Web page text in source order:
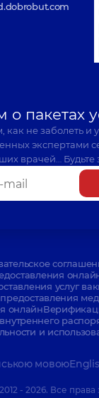
пакетах
не заболеть и
экспертами
врачей… Будьте
услуг
онлайн
и
мовою
- 2026. Все